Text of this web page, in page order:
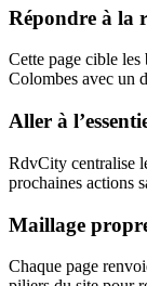
Répondre à la
Cette page cible les
Colombes avec un
Aller à
RdvCity centralise
prochaines actions
Maillage
Chaque page